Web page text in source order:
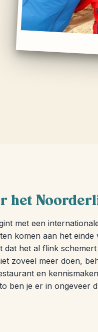
het
met een
komen aan het
dat het al flink
zoveel meer doen,
en
ben je er in ongeveer